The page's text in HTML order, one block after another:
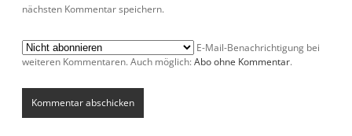
nächsten Kommentar speichern.
E-Mail-Benachrichtigung bei
weiteren Kommentaren. Auch möglich: Abo ohne Kommentar.